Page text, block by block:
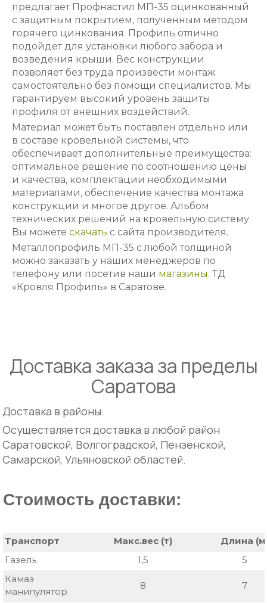
предлагает Профнастил МП-35 оцинкованный
с защитным покрытием, полученным методом
горячего цинкования. Профиль отлично
подойдет для установки любого забора и
возведения крыши. Вес конструкции
позволяет без труда произвести монтаж
самостоятельно без помощи специалистов. Мы
гарантируем высокий уровень защиты
профиля от внешних воздействий.
Материал может быть поставлен отдельно или
в составе кровельной системы, что
обеспечивает дополнительные преимущества:
оптимальное решение по соотношению цены
и качества, комплектации необходимыми
материалами, обеспечение качества монтажа
конструкции и многое другое. Альбом
технических решений на кровельную систему
Вы можете скачать с сайта производителя.
Металлопрофиль МП-35 с любой толщиной
можно заказать у наших менеджеров по
телефону или посетив наши магазины. ТД
«Кровля Профиль» в Саратове.
Доставка заказа за пределы
Саратова
Доставка в районы.
Осуществляется доставка в любой район
Саратовской, Волгоградской, Пензенской,
Самарской, Ульяновской областей.
Стоимость доставки:
Транспорт Макс.вес (т)
Длина
Газель
1,5
5
Камаз
манипулятор
8 7